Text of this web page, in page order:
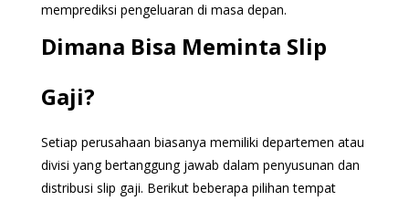
memprediksi pengeluaran di masa depan.
Dimana Bisa Meminta Slip
Gaji?
Setiap perusahaan biasanya memiliki departemen atau
divisi yang bertanggung jawab dalam penyusunan dan
distribusi slip gaji. Berikut beberapa pilihan tempat